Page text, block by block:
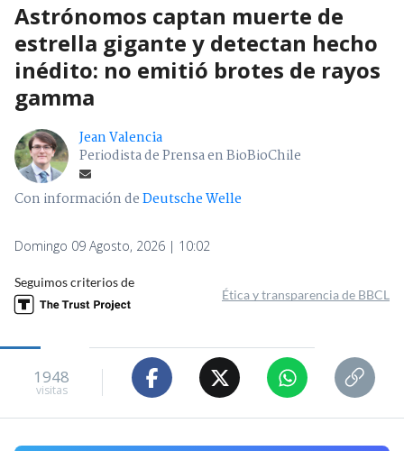
Astrónomos captan muerte de
estrella gigante y detectan hecho
inédito: no emitió brotes de rayos
gamma
Jean Valencia
Periodista de Prensa en BioBioChile
Con información deDeutsche Welle
Domingo 09 Agosto, 2026 | 10:02
Seguimos criterios de
Ética y transparencia de BBCL
1948
visitas